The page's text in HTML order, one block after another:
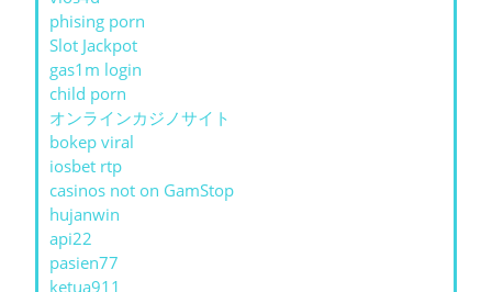
phising porn
Slot Jackpot
gas1m login
child porn
オンラインカジノサイト
bokep viral
iosbet rtp
casinos not on GamStop
hujanwin
api22
pasien77
ketua911